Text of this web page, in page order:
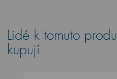
Lidé k tomuto
kupují